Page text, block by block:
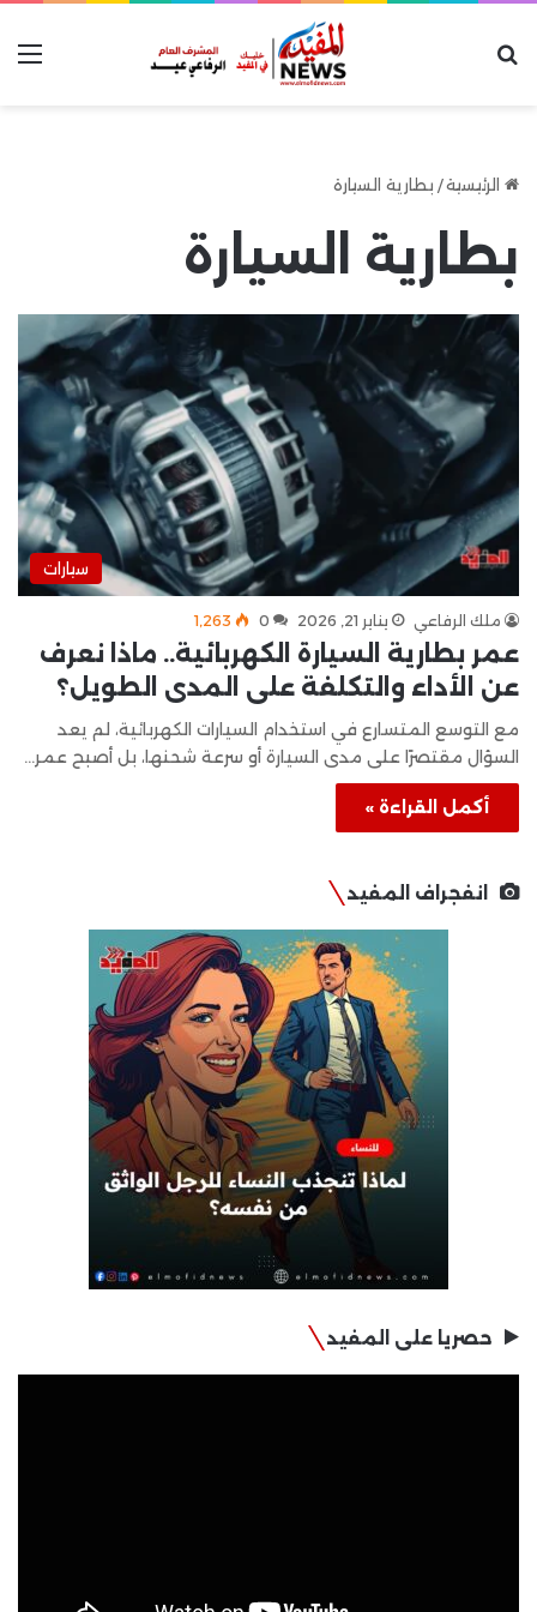
الرئيسية/ بطارية السيارة
بطارية السيارة
سيارات
ملك الرفاعي يناير 21, 2026 0 1٬263
عمر بطارية السيارة الكهربائية.. ماذا نعرف
عن الأداء والتكلفة على المدى الطويل؟
مع التوسع المتسارع في استخدام السيارات الكهربائية، لم يعد
السؤال مقتصرًا على مدى السيارة أو سرعة شحنها، بل أصبح عمر…
أكمل القراءة »
انفجراف المفيد
حصريا على المفيد